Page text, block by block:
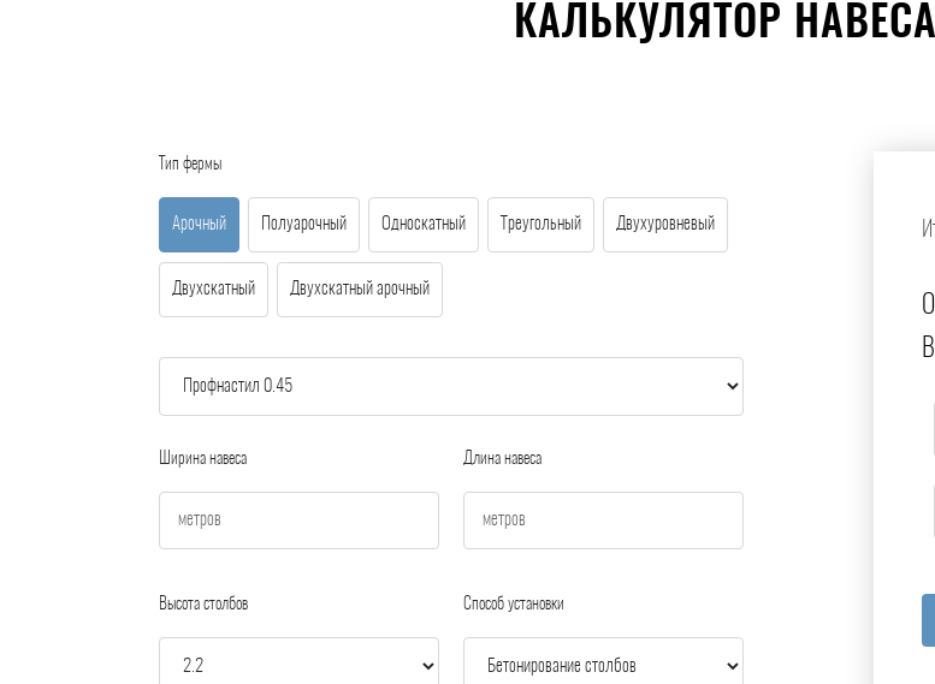
КАЛЬКУЛЯТОР
Тип фермы
Арочный Полуарочный Односкатный Треугольный Двухуровневый
Двухскатный Двухскатный арочный
Ширина навеса Длина навеса
Высота столбов Способ установки